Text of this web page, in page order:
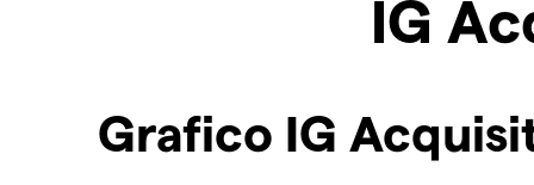
IG
Grafico IG